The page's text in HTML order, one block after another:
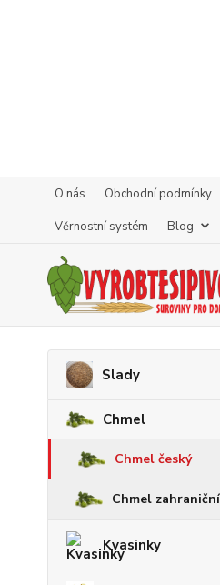
O nás Obchodní podmínky
Věrnostní systém
Blog
Slady
Chmel
Chmel český
Chmel zahraniční
Kvasinky